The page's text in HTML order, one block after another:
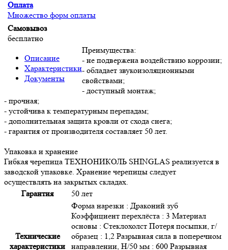
Оплата
Множество форм оплаты
Самовывоз
бесплатно
Описание
Характеристики
Документы
Преимущества:
- не подвержена воздействию коррозии;
- обладает звукоизоляционными
свойствами;
- доступный монтаж;
- прочная;
- устойчива к температурным перепадам;
- дополнительная защита кровли от схода снега;
- гарантия от производителя составляет 50 лет.
Упаковка и хранение
Гибкая черепица ТЕХНОНИКОЛЬ SHINGLAS реализуется в
заводской упаковке. Хранение черепицы следует
осуществлять на закрытых складах.
Гарантия
50 лет
Технические
характеристики
Форма нарезки : Драконий зуб
Коэффициент перехлёста : 3 Материал
основы : Стеклохолст Потеря посыпки, г/
образец : 1,2 Разрывная сила в поперечном
направлении, Н/50 мм : 600 Разрывная